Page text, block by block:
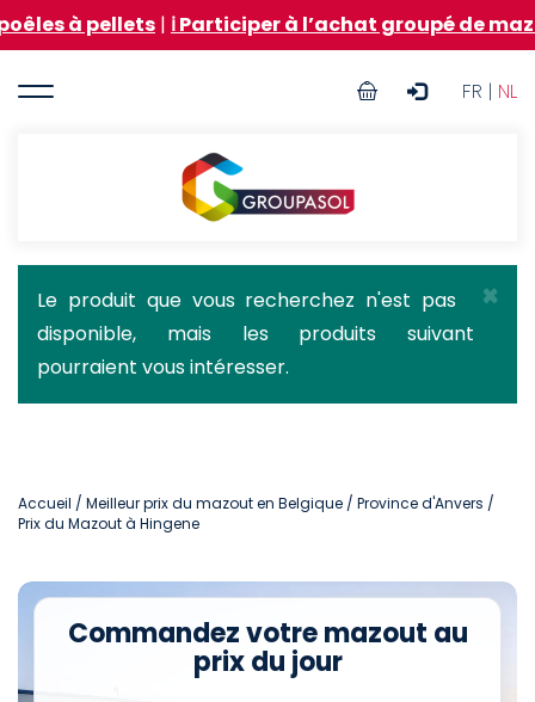
Aller
au
principal
|ℹ️ Participer à l’achat groupé de mazout pour
FR | NL
User
Groupasol
×
Message
d'état
Le produit que vous recherchez n'est pas
disponible, mais les produits suivant
pourraient vous intéresser.
Accueil / Meilleur prix du mazout en Belgique / Province d'Anvers /
Prix du Mazout à Hingene
Commandez votre mazout au
prix du jour